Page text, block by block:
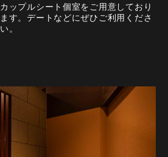
カップルシート個室をご用意しており
ます。デートなどにぜひご利用くださ
い。